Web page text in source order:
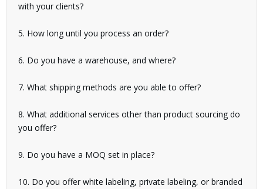
with your clients?
5. How long until you process an order?
6. Do you have a warehouse, and where?
7. What shipping methods are you able to offer?
8. What additional services other than product sourcing do
you offer?
9. Do you have a MOQ set in place?
10. Do you offer white labeling, private labeling, or branded